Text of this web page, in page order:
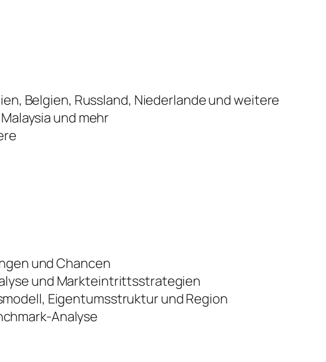
Belgien, Russland, Niederlande und weitere
und mehr
und Chancen
und Markteintrittsstrategien
Eigentumsstruktur und Region
Analyse